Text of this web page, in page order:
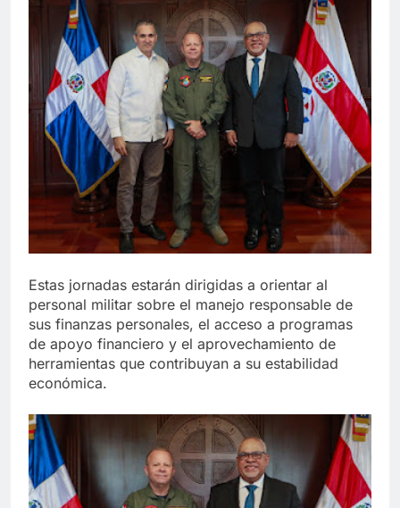
Estas jornadas estarán dirigidas a orientar al
personal militar sobre el manejo responsable de
sus finanzas personales, el acceso a programas
de apoyo financiero y el aprovechamiento de
herramientas que contribuyan a su estabilidad
económica.